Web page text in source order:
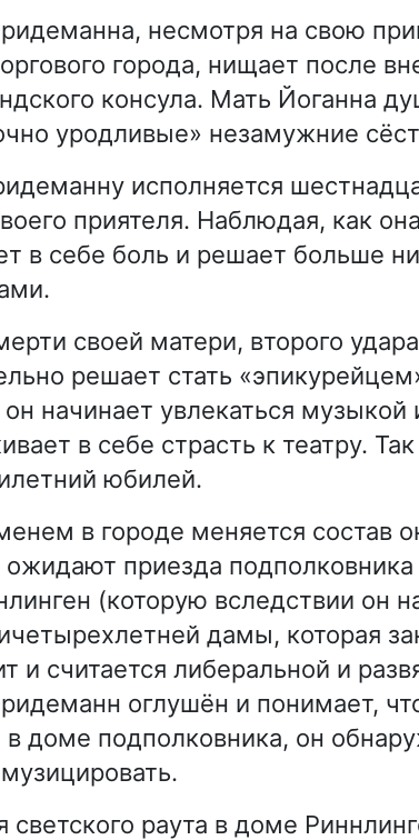
несмотря на свою
города, нищает после
консула. Мать Йоганна
уродливые» незамужние
исполняется
приятеля. Наблюдая, как
в себе боль и решает больше
своей матери, второго
решает стать
начинает увлекаться музыкой
в себе страсть к театру.
юбилей.
в городе меняется состав
приезда подполковника
(которую вследствии он
дамы, которая
и считается либеральной и
оглушён и понимает,
доме подполковника, он
светского раута в доме